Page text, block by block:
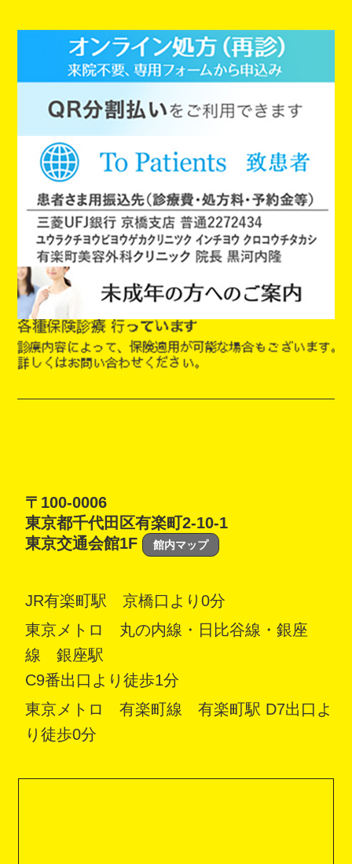
〒100-0006
東京都千代田区有楽町2-10-1
東京交通会館1F
館内マップ
JR有楽町駅 京橋口より0分
東京メトロ 丸の内線・日比谷線・銀座
線 銀座駅
C9番出口より徒歩1分
東京メトロ 有楽町線 有楽町駅 D7出口よ
り徒歩0分